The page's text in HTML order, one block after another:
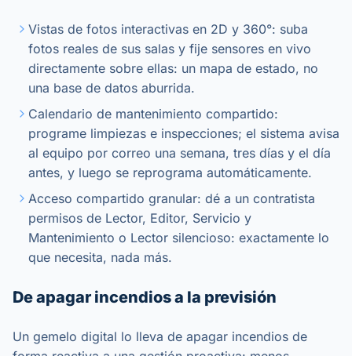
Vistas de fotos interactivas en 2D y 360°: suba
fotos reales de sus salas y fije sensores en vivo
directamente sobre ellas: un mapa de estado, no
una base de datos aburrida.
Calendario de mantenimiento compartido:
programe limpiezas e inspecciones; el sistema avisa
al equipo por correo una semana, tres días y el día
antes, y luego se reprograma automáticamente.
Acceso compartido granular: dé a un contratista
permisos de Lector, Editor, Servicio y
Mantenimiento o Lector silencioso: exactamente lo
que necesita, nada más.
De apagar incendios a la previsión
Un gemelo digital lo lleva de apagar incendios de